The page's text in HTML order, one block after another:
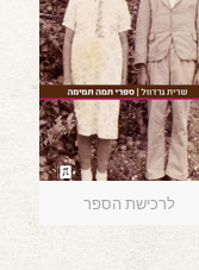
לרכישת הספר